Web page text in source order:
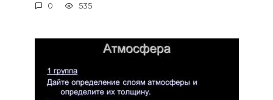
0 535